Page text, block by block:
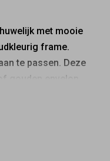
met mooie
frame.
te passen. Deze
gouden envelop.